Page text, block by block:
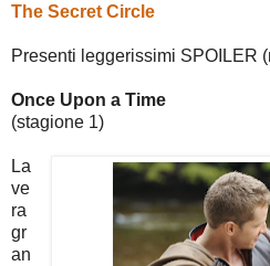
The Secret Circle
Presenti leggerissimi SPOILER
Once Upon a Time
(stagione 1)
La
ve
ra
gr
an